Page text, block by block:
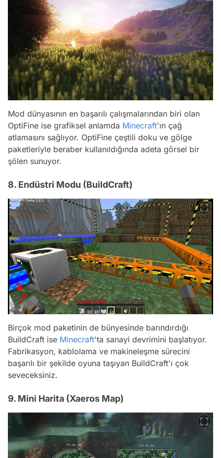
Mod dünyasının en başarılı çalışmalarından biri olan
OptiFine ise grafiksel anlamda Minecraft'ın çağ
atlamasını sağlıyor. OptiFine çeştili doku ve gölge
paketleriyle beraber kullanıldığında adeta görsel bir
şölen sunuyor.
8. Endüstri Modu (BuildCraft)
Birçok mod paketinin de bünyesinde barındırdığı
BuildCraft ise Minecraft'ta sanayi devrimini başlatıyor.
Fabrikasyon, kablolama ve makineleşme sürecini
başarılı bir şekilde oyuna taşıyan BuildCraft'ı çok
seveceksiniz.
9. Mini Harita (Xaeros Map)